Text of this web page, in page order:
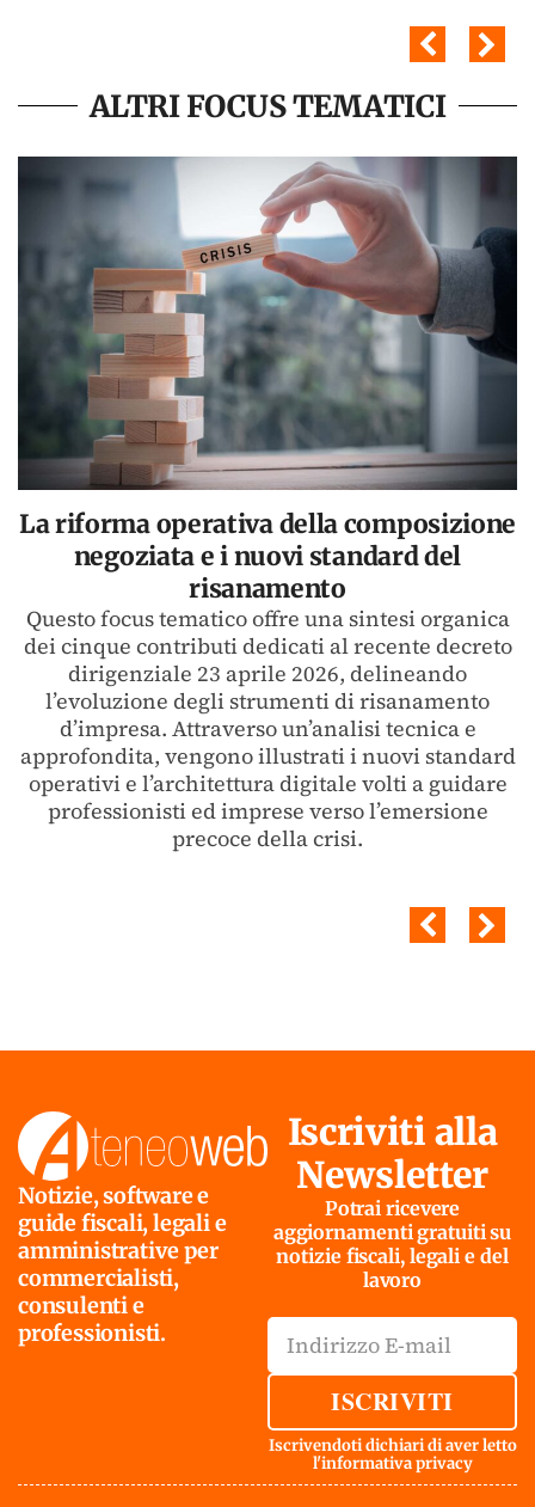
ALTRI FOCUS TEMATICI
La riforma operativa della composizione
negoziata e i nuovi standard del
risanamento
Questo focus tematico offre una sintesi organica
dei cinque contributi dedicati al recente decreto
dirigenziale 23 aprile 2026, delineando
l’evoluzione degli strumenti di risanamento
d’impresa. Attraverso un’analisi tecnica e
approfondita, vengono illustrati i nuovi standard
operativi e l’architettura digitale volti a guidare
professionisti ed imprese verso l’emersione
precoce della crisi.
Notizie, software e
guide fiscali, legali e
amministrative per
commercialisti,
consulenti e
professionisti.
Iscriviti alla
Newsletter
Potrai ricevere
aggiornamenti gratuiti su
notizie fiscali, legali e del
lavoro
ISCRIVITI
Iscrivendoti dichiari di aver letto
l'informativa privacy